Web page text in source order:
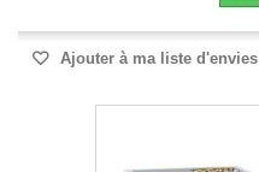
Ajouter à ma liste d'envies